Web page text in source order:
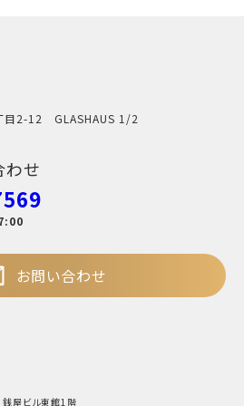
目2-12 GLASHAUS 1/2
わせ
お問い合わせ
屋ビル東館1階